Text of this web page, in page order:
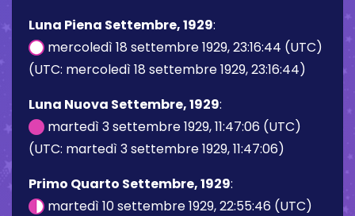
Luna Piena Settembre, 1929:
mercoledì 18 settembre 1929, 23:16:44 (UTC)
(UTC: mercoledì 18 settembre 1929, 23:16:44)
Luna Nuova Settembre, 1929:
martedì 3 settembre 1929, 11:47:06 (UTC)
(UTC: martedì 3 settembre 1929, 11:47:06)
Primo Quarto Settembre, 1929:
martedì 10 settembre 1929, 22:55:46 (UTC)